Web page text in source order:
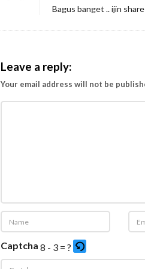
Bagus banget .. ijin share
Leave a reply:
Your email address will not be
Captcha 8 - 3 = ?